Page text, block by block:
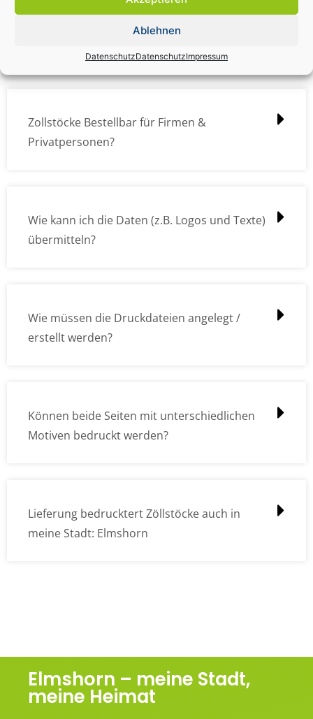
Ablehnen
DatenschutzDatenschutzImpressum
Zollstock Druckdatencheck / Profidatencheck
Zollstöcke Bestellbar für Firmen &
Privatpersonen?
Wie kann ich die Daten (z.B. Logos und Texte)
übermitteln?
Wie müssen die Druckdateien angelegt /
erstellt werden?
Können beide Seiten mit unterschiedlichen
Motiven bedruckt werden?
Lieferung bedrucktert Zöllstöcke auch in
meine Stadt: Elmshorn
Elmshorn – meine Stadt,
meine Heimat